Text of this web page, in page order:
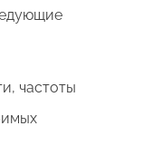
частоты